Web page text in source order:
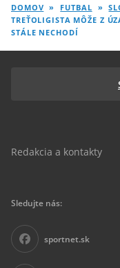
DOMOV » FUTBAL »
TREŤOLIGISTA MÔŽE Z
STÁLE NECHODÍ
Redakcia a kontakty
Sledujte nás:
sportnet.sk